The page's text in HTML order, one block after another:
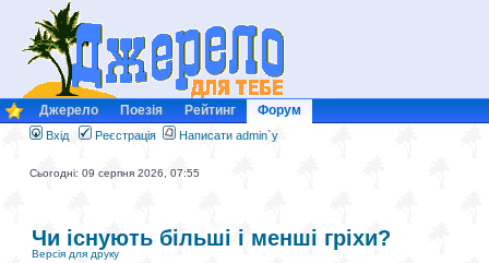
Джерело Поезія Рейтинг Форум
Вхід Реєстрація Написати admin`у
Сьогодні: 09 серпня 2026, 07:55
Чи існують більші і менші гріхи?
Версія для друку